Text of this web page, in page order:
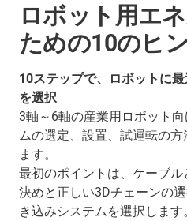
ロボット用エ
ための10のヒ
10ステップで、ロボットに
を選択
3軸～6軸の産業用ロボット
ムの選定、設置、試運転の
ます。
最初のポイントは、ケーブ
決めと正しい3Dチェーンの
き込みシステムを選択します